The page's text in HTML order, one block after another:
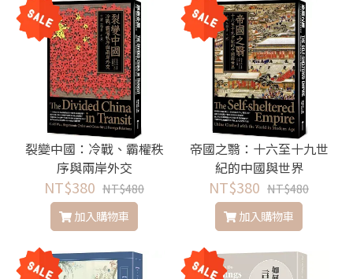
裂變中國：冷戰、霸權秩
序與兩岸外交
NT$380 NT$480
加入購物車
帝國之翳：十六至十九世
紀的中國與世界
NT$380 NT$480
加入購物車